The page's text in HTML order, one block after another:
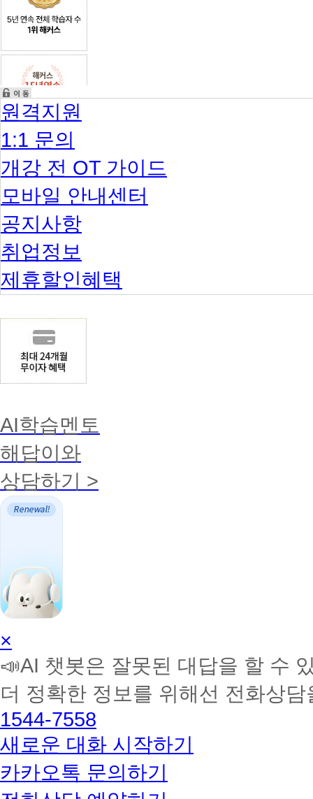
원격지원
1:1 문의
개강 전 OT 가이드
모바일 안내센터
공지사항
취업정보
제휴할인혜택
AI학습멘토
해답이와
상담하기 >
AI
학
습
토
커
BETA
×
📣AI 챗봇은 잘못된 대답을 할 수
더 정확한 정보를 위해선 전화상
1544-7558
새로운 대화 시작하기
카카오톡 문의하기